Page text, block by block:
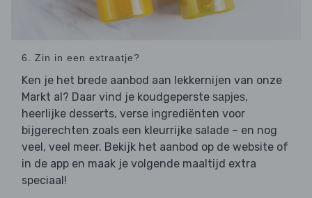
6. Zin in een extraatje?
Ken je het brede aanbod aan lekkernijen van onze
Markt al? Daar vind je koudgeperste sapjes,
heerlijke desserts, verse ingrediënten voor
bijgerechten zoals een kleurrijke salade – en nog
veel, veel meer. Bekijk het aanbod op de website of
in de app en maak je volgende maaltijd extra
speciaal!